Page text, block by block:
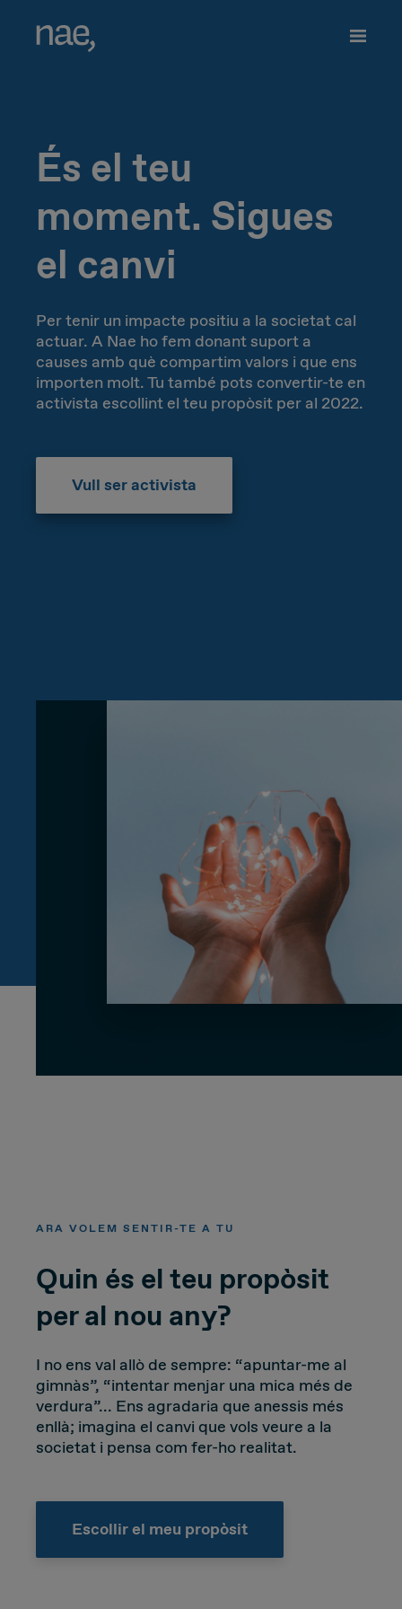
ES
EN
PL
Veloç Trendy
Decidida Perfeccionista
Extrovertida Creativa
Innocent Ordenada
Tímida Seria
Esbojarrada Improvisadora
És el teu
moment. Sigues
el canvi
Per tenir un impacte positiu a la societat cal
actuar. A Nae ho fem donant suport a
causes amb què compartim valors i que ens
importen molt. Tu també pots convertir-te en
activista escollint el teu propòsit per al 2022.
Vull ser activista
ARA VOLEM SENTIR-TE A TU
Quin és el teu propòsit
per al nou any?
I no ens val allò de sempre: “apuntar-me al
gimnàs”, “intentar menjar una mica més de
verdura”... Ens agradaria que anessis més
enllà; imagina el canvi que vols veure a la
societat i pensa com fer-ho realitat.
Escollir el meu propòsit